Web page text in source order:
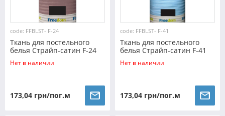
code: FFBLST- F-24
Ткань для постельного
белья Страйп-сатин F-24
(30м)
Нет в наличии
173,04 грн/пог.м
code: FFBLST- F-41
Ткань для постельного
белья Страйп-сатин F-41
(30м)
Нет в наличии
173,04 грн/пог.м